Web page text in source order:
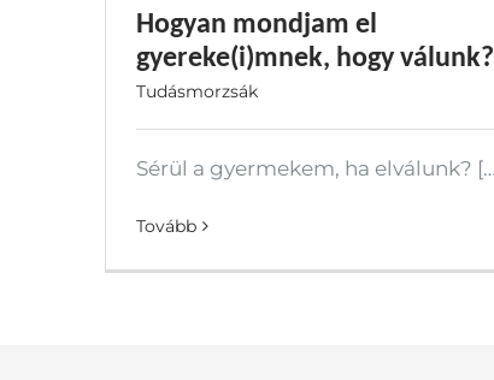
Hogyan mondjam el
gyereke(i)mnek, hogy válunk?
Tudásmorzsák
Sérül a gyermekem, ha elválunk?
Tovább